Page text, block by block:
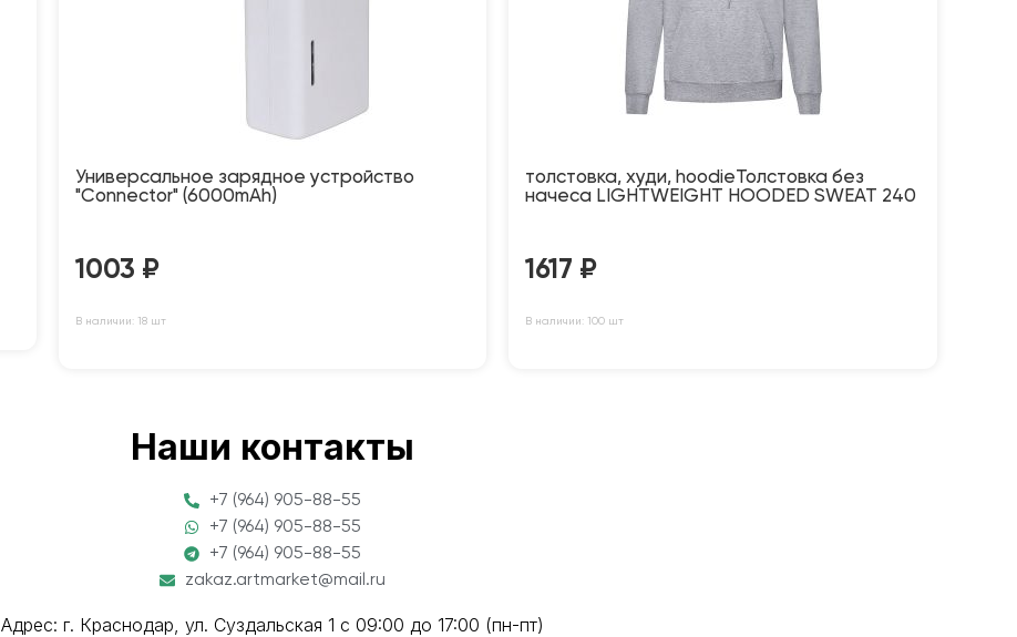
Универсальное зарядное устройство
"Connector" (6000mAh)
1003 ₽
В наличии: 18 шт
толстовка, худи, hoodieТолстовка без
начеса LIGHTWEIGHT HOODED SWEAT 240
1617 ₽
В наличии: 100 шт
Наши контакты
+7 (964) 905-88-55
+7 (964) 905-88-55
+7 (964) 905-88-55
zakaz.artmarket@mail.ru
Адрес: г. Краснодар, ул. Суздальская 1 с 09:00 до 17:00 (пн-пт)